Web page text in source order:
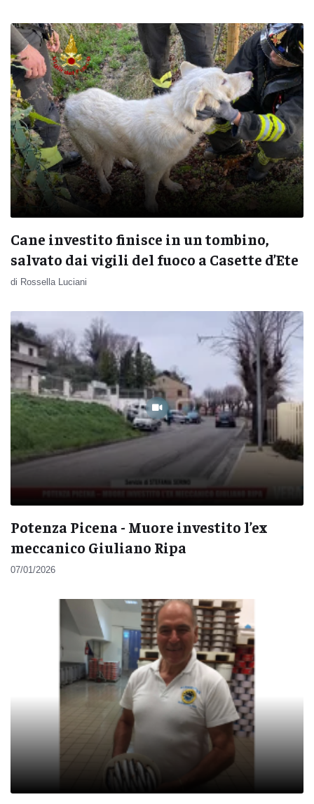
Cane investito finisce in un tombino,
salvato dai vigili del fuoco a Casette d’Ete
di Rossella Luciani
Potenza Picena - Muore investito l’ex
meccanico Giuliano Ripa
07/01/2026